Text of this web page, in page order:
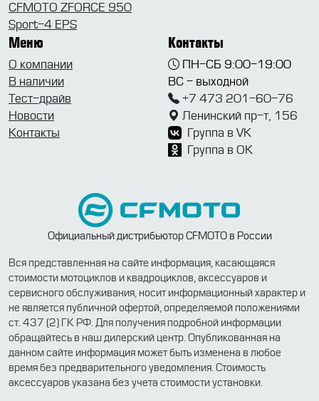
CFMOTO ZFORCE 950
Sport-4 EPS
Меню
О компании
В наличии
Тест-драйв
Новости
Контакты
Контакты
ПН-СБ 9:00-19:00
ВС - выходной
+7 473 201-60-76
Ленинский пр-т, 156
Группа в VK
Группа в OK
Официальный дистрибьютор CFMOTO в России
Вся представленная на сайте информация, касающаяся
стоимости мотоциклов и квадроциклов, аксессуаров и
сервисного обслуживания, носит информационный характер и
не является публичной офертой, определяемой положениями
ст. 437 (2) ГК РФ. Для получения подробной информации
обращайтесь в наш дилерский центр. Опубликованная на
данном сайте информация может быть изменена в любое
время без предварительного уведомления. Стоимость
аксессуаров указана без учета стоимости установки.